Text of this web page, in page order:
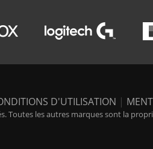
D'UTILISATION |
Toutes les autres marques sont la